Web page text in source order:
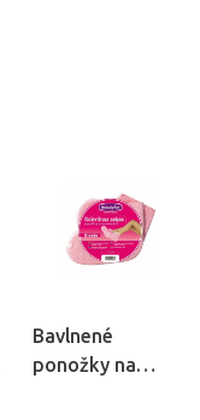
Bavlnené
ponožky na